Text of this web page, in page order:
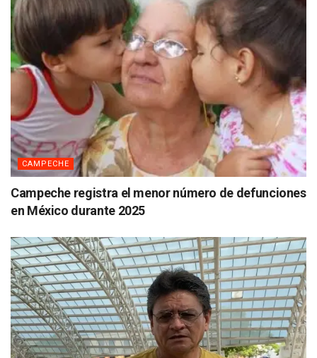
CAMPECHE
Campeche registra el menor número de defunciones
en México durante 2025